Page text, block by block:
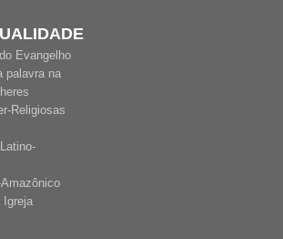
Evangelho
palavra na
Religiosas
Igreja